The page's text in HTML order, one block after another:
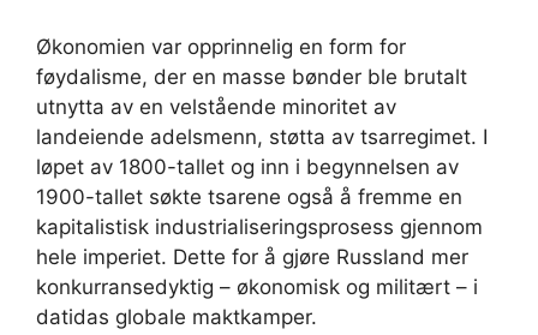
Økonomien var opprinnelig en form for
føydalisme, der en masse bønder ble brutalt
utnytta av en velstående minoritet av
landeiende adelsmenn, støtta av tsarregimet. I
løpet av 1800-tallet og inn i begynnelsen av
1900-tallet søkte tsarene også å fremme en
kapitalistisk industrialiseringsprosess gjennom
hele imperiet. Dette for å gjøre Russland mer
konkurransedyktig – økonomisk og militært – i
datidas globale maktkamper.